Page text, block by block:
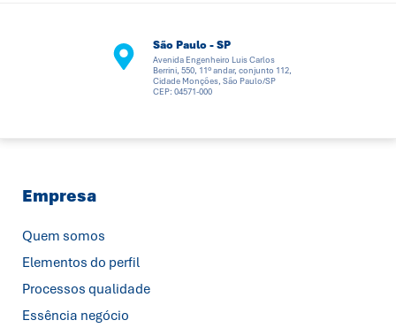
São Paulo - SP
Avenida Engenheiro Luis Carlos
Berrini, 550, 11º andar, conjunto 112,
Cidade Monções, São Paulo/SP
CEP: 04571-000
Empresa
Quem somos
Elementos do perfil
Processos qualidade
Essência negócio